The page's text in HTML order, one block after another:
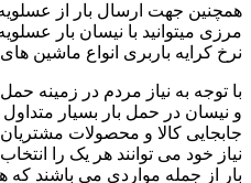
همچنین جهت ارسال بار از عسلویه
مرزی میتوانید با نیسان بار
نرخ کرایه باربری انواع ماشین
با توجه به نیاز مردم در زمینه
و نیسان در حمل بار بسیار
جابجایی کالا و محصولات
نیاز خود می توانند هر یک را
بار از جمله مواردی می باشند که